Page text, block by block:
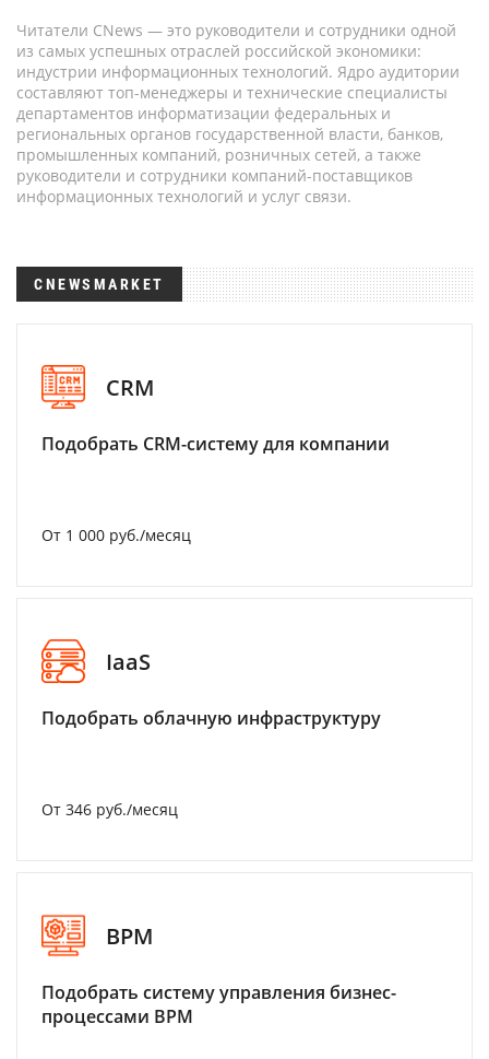
Читатели CNews — это руководители и сотрудники одной
из самых успешных отраслей российской экономики:
индустрии информационных технологий. Ядро аудитории
составляют топ-менеджеры и технические специалисты
департаментов информатизации федеральных и
региональных органов государственной власти, банков,
промышленных компаний, розничных сетей, а также
руководители и сотрудники компаний-поставщиков
информационных технологий и услуг связи.
CNEWSMARKET
CRM
Подобрать CRM-систему для компании
От 1 000 руб./месяц
IaaS
Подобрать облачную инфраструктуру
От 346 руб./месяц
BPM
Подобрать систему управления бизнес-
процессами BPM